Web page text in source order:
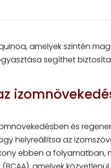
amelyek szintén
segíthet
és
helyreállítsa az
ebben a folyamatban,